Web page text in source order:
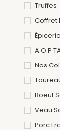
Truffes
Coffret
Épicerie
A.O.P
Nos
Boeuf
Veau
Porc